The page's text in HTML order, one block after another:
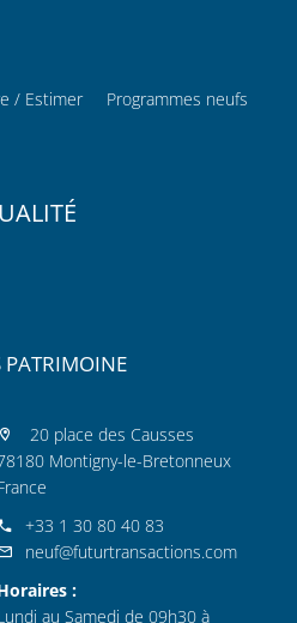
/ Estimer Programmes neufs
PATRIMOINE
20 place des Causses
Montigny-le-Bretonneux
+33 1 30 80 40 83
neuf@futurtransactions.com
:
au Samedi de 09h30 à